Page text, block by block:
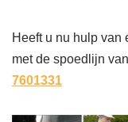
Heeft u nu hulp van
met de spoedlijn
7601331